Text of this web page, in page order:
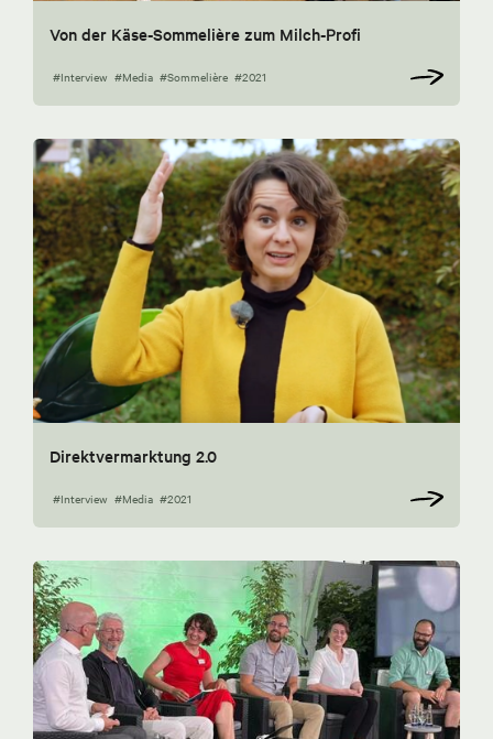
Von der Käse-Sommelière zum Milch-Profi
#Interview #Media #Sommelière #2021
Direktvermarktung 2.0
#Interview #Media #2021